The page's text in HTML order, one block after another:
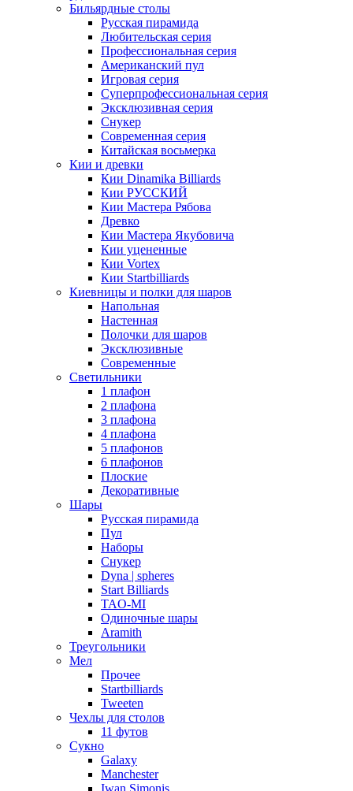
Бильярдные столы
Русская пирамида
Любительская серия
Профессиональная серия
Американский пул
Игровая серия
Суперпрофессиональная серия
Эксклюзивная серия
Снукер
Современная серия
Китайская восьмерка
Кии и древки
Кии Dinamika Billiards
Кии РУССКИЙ
Кии Мастера Рябова
Древко
Кии Мастера Якубовича
Кии уцененные
Кии Vortex
Кии Startbilliards
Киевницы и полки для шаров
Напольная
Настенная
Полочки для шаров
Эксклюзивные
Современные
Светильники
1 плафон
2 плафона
3 плафона
4 плафона
5 плафонов
6 плафонов
Плоские
Декоративные
Шары
Русская пирамида
Пул
Наборы
Снукер
Dyna | spheres
Start Billiards
TAO-MI
Одиночные шары
Aramith
Треугольники
Мел
Прочее
Startbilliards
Tweeten
Чехлы для столов
11 футов
Сукно
Galaxy
Manchester